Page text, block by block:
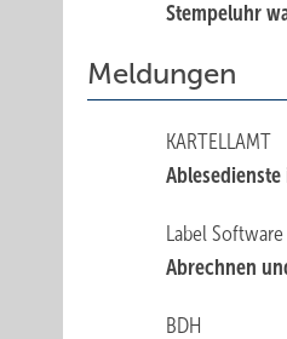
Stempeluhr
Meldungen
KARTELLAMT
Ablesedienste
Label Software
Abrechnen
BDH